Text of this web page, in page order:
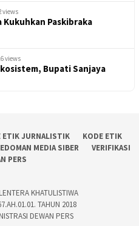
views
Paskibraka
views
Bupati Sanjaya
ETIK JURNALISTIK
KODE ETIK
MEDIA SIBER
VERIFIKASI
PERS
KHATULISTIWA
TAHUN 2018
DEWAN PERS